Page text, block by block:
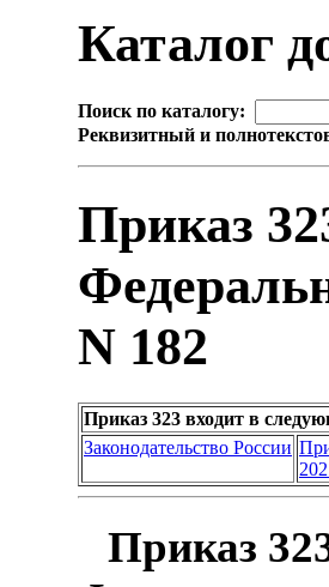
Каталог
Поиск по каталогу:
Реквизитный и
Приказ
N 182
Приказ 323 входит в
Законодательство России
Приказ